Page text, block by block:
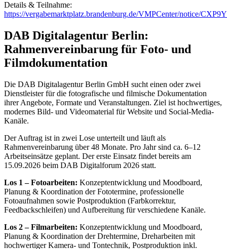
Details & Teilnahme:
https://vergabemarktplatz.brandenburg.de/VMPCenter/notice/
DAB Digitalagentur Berlin:
Rahmenvereinbarung für Foto- und
Filmdokumentation
Die DAB Digitalagentur Berlin GmbH sucht einen oder zwei
Dienstleister für die fotografische und filmische Dokumentation
ihrer Angebote, Formate und Veranstaltungen. Ziel ist hochwertiges,
modernes Bild- und Videomaterial für Website und Social-Media-
Kanäle.
Der Auftrag ist in zwei Lose unterteilt und läuft als
Rahmenvereinbarung über 48 Monate. Pro Jahr sind ca. 6–12
Arbeitseinsätze geplant. Der erste Einsatz findet bereits am
15.09.2026 beim DAB Digitalforum 2026 statt.
Los 1 – Fotoarbeiten: Konzeptentwicklung und Moodboard,
Planung & Koordination der Fototermine, professionelle
Fotoaufnahmen sowie Postproduktion (Farbkorrektur,
Feedbackschleifen) und Aufbereitung für verschiedene Kanäle.
Los 2 – Filmarbeiten: Konzeptentwicklung und Moodboard,
Planung & Koordination der Drehtermine, Dreharbeiten mit
hochwertiger Kamera- und Tontechnik, Postproduktion inkl.